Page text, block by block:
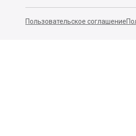
Пользовательское соглашение